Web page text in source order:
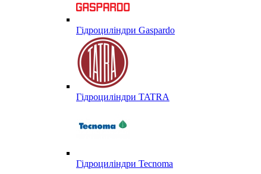
Гідроциліндри Gaspardo
Гідроциліндри TATRA
Гідроциліндри Tecnoma